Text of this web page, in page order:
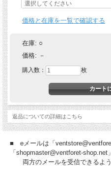
価格と在庫を一覧で確認する
在庫: ○
価格: －
購入数： 枚
返品についての詳細はこちら
■ eメールは「
「shopmaster@ventforet-shop.net
両方のメールを受信できるよう